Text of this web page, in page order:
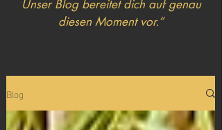
Unser Blog bereitet dich auf genau
diesen Moment vor.“
Blog